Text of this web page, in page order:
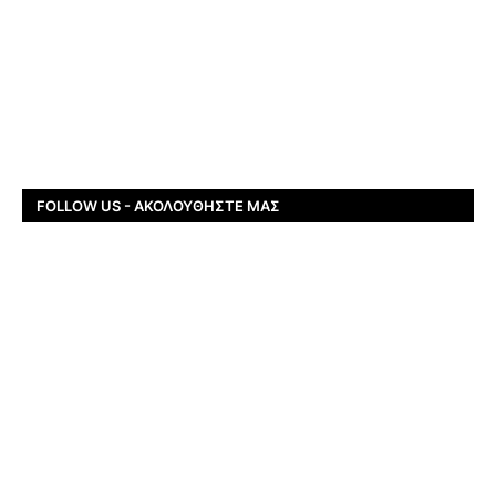
FOLLOW US - ΑΚΟΛΟΥΘΉΣΤΕ ΜΑΣ